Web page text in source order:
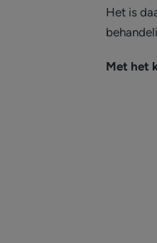
Het is
Met het